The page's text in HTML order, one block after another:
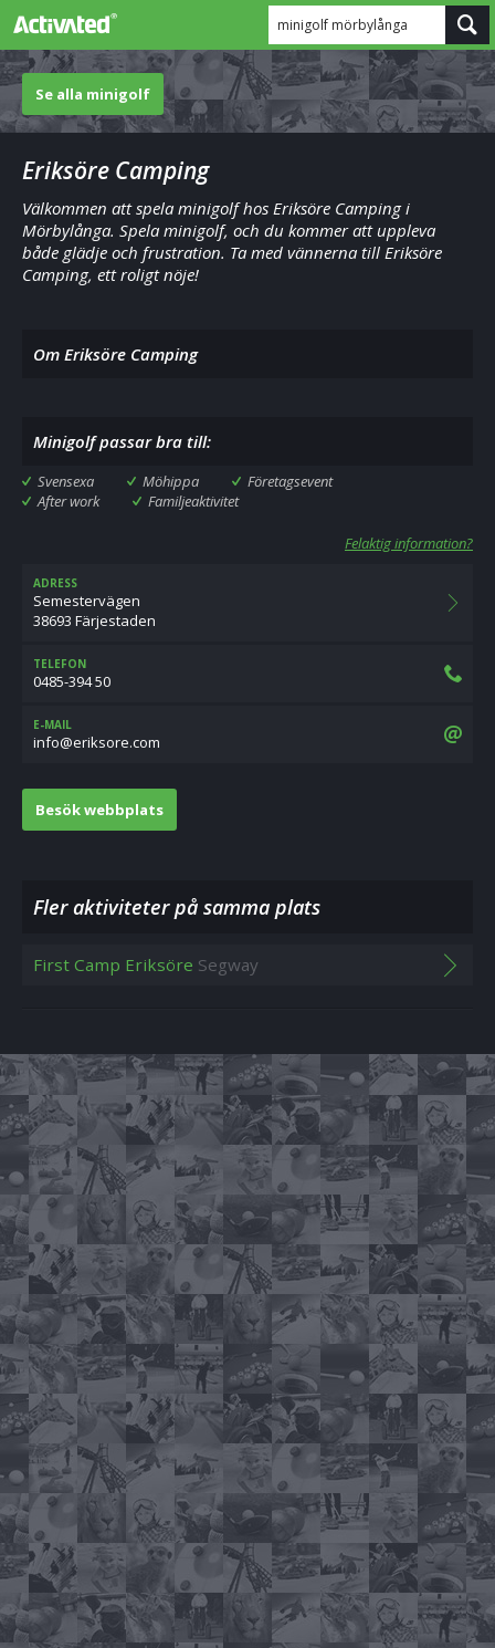
minigolf mörbylånga
Se alla minigolf
Eriksöre Camping
Välkommen att spela minigolf hos Eriksöre Camping i
Mörbylånga. Spela minigolf, och du kommer att uppleva
både glädje och frustration. Ta med vännerna till Eriksöre
Camping, ett roligt nöje!
Om Eriksöre Camping
Minigolf passar bra till:
Svensexa Möhippa
Företagsevent
After work
Familjeaktivitet
Felaktig information?
ADRESS
Semestervägen
38693 Färjestaden
TELEFON
0485-394 50
E-MAIL
moc.eroskire@ofni
Besök webbplats
Fler aktiviteter på samma plats
First Camp Eriksöre Segway